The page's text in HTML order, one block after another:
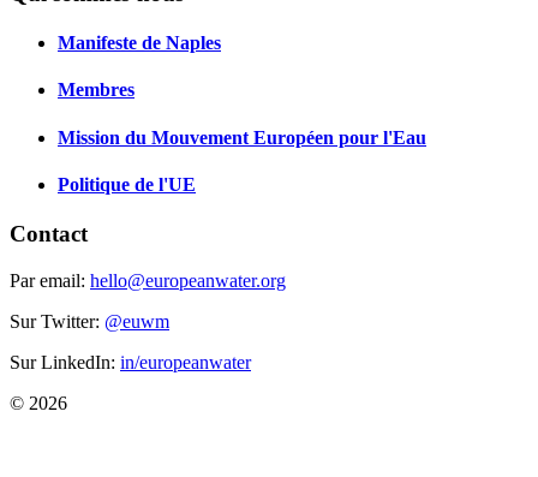
Manifeste de Naples
Membres
Mission du Mouvement Européen pour l'Eau
Politique de l'UE
Contact
Par email: hello@europeanwater.org
Sur Twitter: @euwm
Sur LinkedIn: in/europeanwater
© 2026